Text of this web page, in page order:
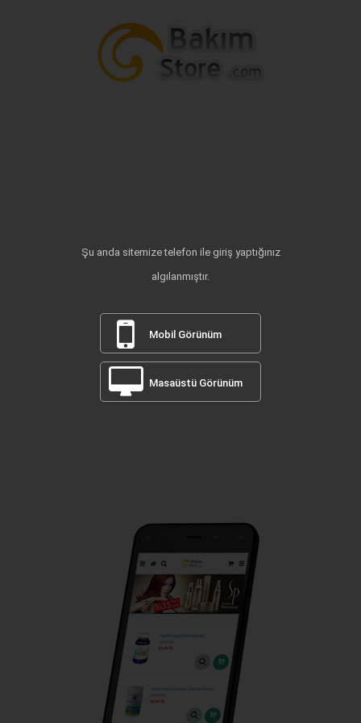
Şu anda sitemize telefon ile giriş yaptığınız
algılanmıştır.
Mobil Görünüm
Masaüstü Görünüm